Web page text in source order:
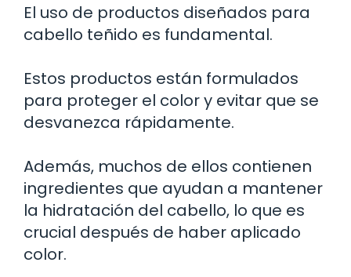
El uso de productos diseñados para
cabello teñido es fundamental.
Estos productos están formulados
para proteger el color y evitar que se
desvanezca rápidamente.
Además, muchos de ellos contienen
ingredientes que ayudan a mantener
la hidratación del cabello, lo que es
crucial después de haber aplicado
color.